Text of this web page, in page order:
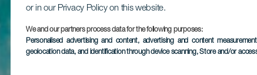
or in our Privacy Policy on this website.
We and our partners process data for the following purposes:
Personalised advertising and content, advertising and content
geolocation data, and identification through device scanning, Store and/or